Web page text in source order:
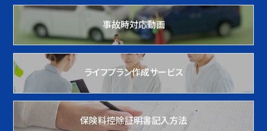
事故時対応動画
ライフプラン作成サービス
保険料控除証明書記入方法